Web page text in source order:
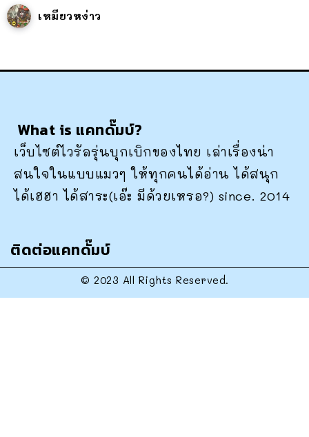
เหมียวหง่าว
What is แคทดั๊มบ์?
เว็บไซต์ไวรัลรุ่นบุกเบิกของไทย เล่าเรื่องน่า
สนใจในแบบแมวๆ ให้ทุกคนได้อ่าน ได้สนุก
ได้เฮฮา ได้สาระ(เอ๊ะ มีด้วยเหรอ?) since. 2014
ติดต่อแคทดั๊มบ์
© 2023 All Rights Reserved.